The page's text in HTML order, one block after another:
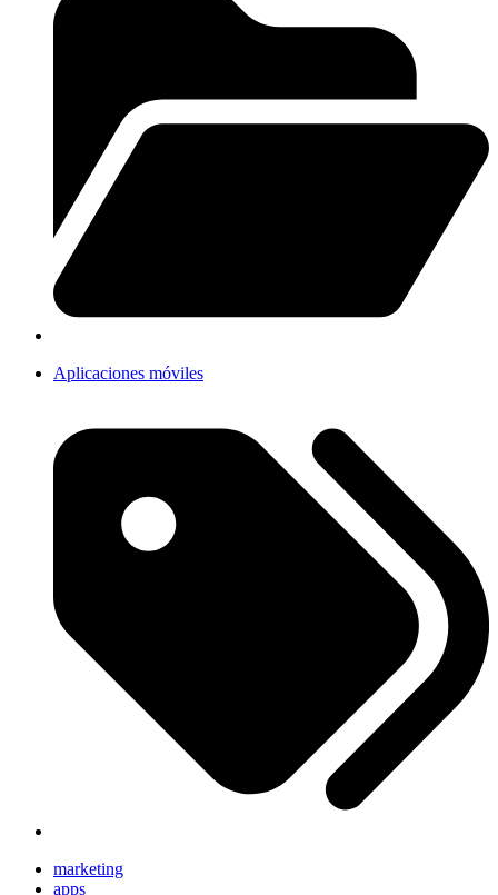
Aplicaciones móviles
marketing
apps